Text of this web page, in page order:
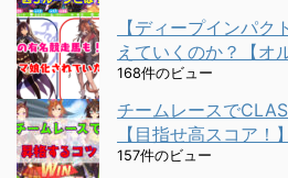
【ディープインパ
えていくのか？【オ
168件のビュー
チームレースで
【目指せ高スコア！】
157件のビュー